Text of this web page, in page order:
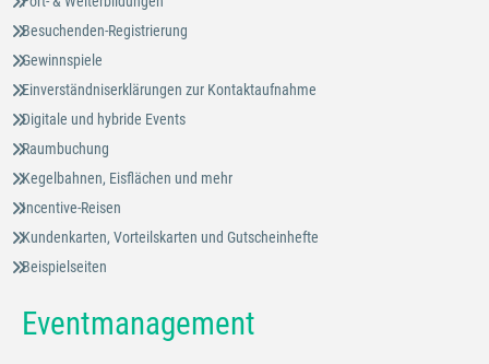
Besuchenden-Registrierung
Gewinnspiele
Einverständniserklärungen zur Kontaktaufnahme
Digitale und hybride Events
Raumbuchung
Kegelbahnen, Eisflächen und mehr
Incentive-Reisen
Kundenkarten, Vorteilskarten und Gutscheinhefte
Beispielseiten
Eventmanagement